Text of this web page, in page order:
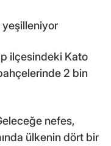
ilçesindeki Kato
2 bin
nefes,
ülkenin dört bir